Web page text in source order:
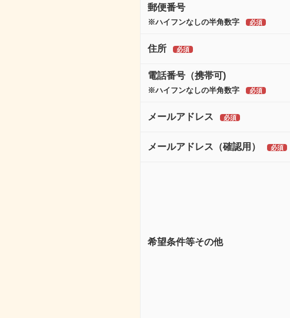
郵便番号
※ハイフンなしの半角数字
住所
電話番号（携帯可)
※ハイフンなしの半角数字
メールアドレス
メールアドレス（確認用）
希望条件等その他